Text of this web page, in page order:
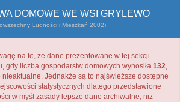
DOMOWE WE WSI GRYLEWO
Ludności i Mieszkań 2002)
na to, że dane prezentowane w tej sekcji
gdy liczba gospodarstw domowych wynosiła 132,
Jednakże są to najświeższe dostępne
statystycznych dlatego przedstawione
w myśl zasady lepsze dane archiwalne, niż